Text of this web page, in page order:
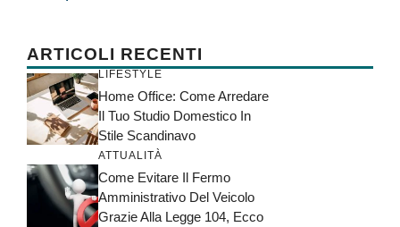
ARTICOLI RECENTI
LIFESTYLE
Home Office: Come Arredare
Il Tuo Studio Domestico In
Stile Scandinavo
ATTUALITÀ
Come Evitare Il Fermo
Amministrativo Del Veicolo
Grazie Alla Legge 104, Ecco